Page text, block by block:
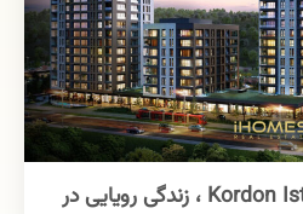
کوردون استانبول Kordon Istanbul ، زندگی رویایی در